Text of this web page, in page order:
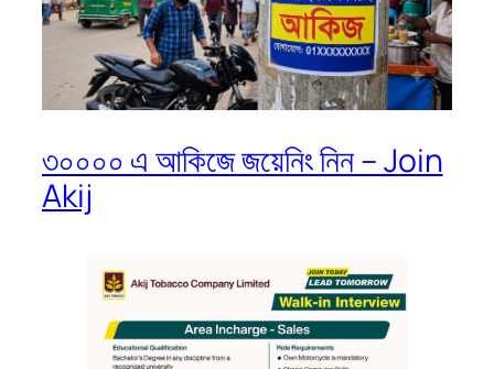
৩০০০০ এ আকিজে জয়েনিং নিন – Join
Akij